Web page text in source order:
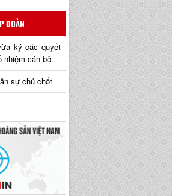
ĐOÀN
ký các quyết
nhiệm cán bộ.
sự chủ chốt